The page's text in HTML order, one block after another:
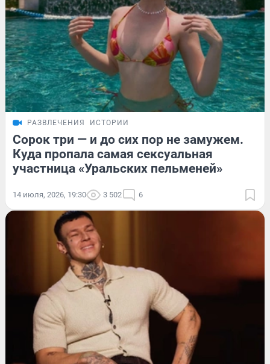
РАЗВЛЕЧЕНИЯ ИСТОРИИ
Сорок три — и до сих пор не замужем.
Куда пропала самая сексуальная
участница «Уральских пельменей»
14 июля, 2026, 19:30 3 502 6